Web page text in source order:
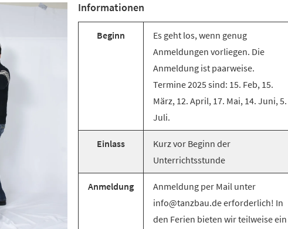
Informationen
Beginn
Es geht los, wenn genug
Anmeldungen vorliegen. Die
Anmeldung ist paarweise.
Termine 2025 sind: 15. Feb, 15.
März, 12. April, 17. Mai, 14. Juni, 5.
Juli.
Einlass
Kurz vor Beginn der
Unterrichtsstunde
Anmeldung
Anmeldung per Mail unter
info@tanzbau.de erforderlich! In
den Ferien bieten wir teilweise ein